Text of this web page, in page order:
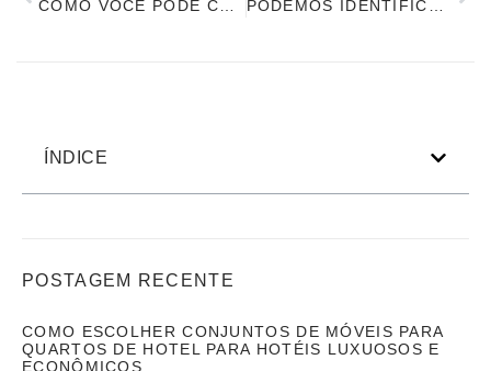
ÍNDICE
POSTAGEM RECENTE
COMO ESCOLHER CONJUNTOS DE MÓVEIS PARA
QUARTOS DE HOTEL PARA HOTÉIS LUXUOSOS E
ECONÔMICOS